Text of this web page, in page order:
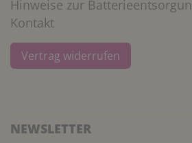
Hinweise zur
Kontakt
Vertrag widerrufen
NEWSLETTER